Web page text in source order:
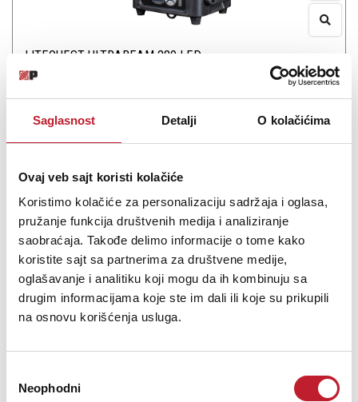
Saglasnost Detalji O kolačićima
Ovaj veb sajt koristi kolačiće
Koristimo kolačiće za personalizaciju sadržaja i oglasa,
pružanje funkcija društvenih medija i analiziranje
saobraćaja. Takođe delimo informacije o tome kako
koristite sajt sa partnerima za društvene medije,
oglašavanje i analitiku koji mogu da ih kombinuju sa
drugim informacijama koje ste im dali ili koje su prikupili
na osnovu korišćenja usluga.
сагласности
Neophodni
LITEQUEST ULTRABEAM 280 LED
1.145,00KM
1.340,00
Šifra: 18372
DODAJ U KORPU